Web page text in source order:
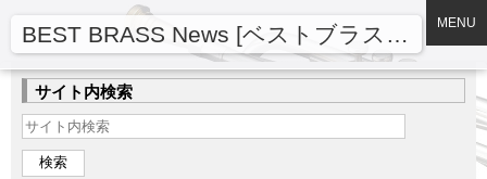
BEST BRASS News [ベストブラスニュース] MENU
サイト内検索